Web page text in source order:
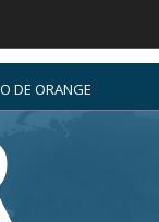
DE ORANGE